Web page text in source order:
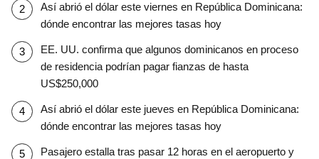
Así abrió el dólar este viernes en República Dominicana:
dónde encontrar las mejores tasas hoy
EE. UU. confirma que algunos dominicanos en proceso
de residencia podrían pagar fianzas de hasta
US$250,000
Así abrió el dólar este jueves en República Dominicana:
dónde encontrar las mejores tasas hoy
Pasajero estalla tras pasar 12 horas en el aeropuerto y